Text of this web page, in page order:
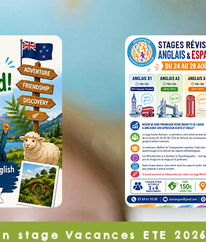
stage Vacances ETE 2026